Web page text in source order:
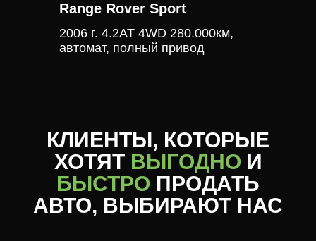
2006 г. 4.2АТ 4WD 280.000км,
автомат, полный привод
Range Rover Sport
КЛИЕНТЫ, КОТОРЫЕ
ХОТЯТ ВЫГОДНО И
БЫСТРО ПРОДАТЬ
АВТО, ВЫБИРАЮТ НАС